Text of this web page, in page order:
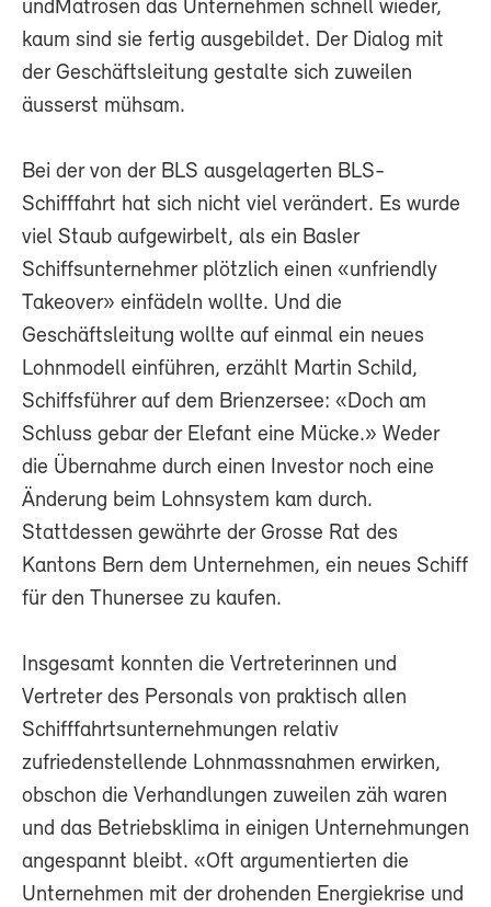
undMatrosen das Unternehmen schnell wieder,
kaum sind sie fertig ausgebildet. Der Dialog mit
der Geschäftsleitung gestalte sich zuweilen
äusserst mühsam.
Bei der von der BLS ausgelagerten BLS-
Schifffahrt hat sich nicht viel verändert. Es wurde
viel Staub aufgewirbelt, als ein Basler
Schiffsunternehmer plötzlich einen «unfriendly
Takeover» einfädeln wollte. Und die
Geschäftsleitung wollte auf einmal ein neues
Lohnmodell einführen, erzählt Martin Schild,
Schiffsführer auf dem Brienzersee: «Doch am
Schluss gebar der Elefant eine Mücke.» Weder
die Übernahme durch einen Investor noch eine
Änderung beim Lohnsystem kam durch.
Stattdessen gewährte der Grosse Rat des
Kantons Bern dem Unternehmen, ein neues Schiff
für den Thunersee zu kaufen.
Insgesamt konnten die Vertreterinnen und
Vertreter des Personals von praktisch allen
Schifffahrtsunternehmungen relativ
zufriedenstellende Lohnmassnahmen erwirken,
obschon die Verhandlungen zuweilen zäh waren
und das Betriebsklima in einigen Unternehmungen
angespannt bleibt. «Oft argumentierten die
Unternehmen mit der drohenden Energiekrise und